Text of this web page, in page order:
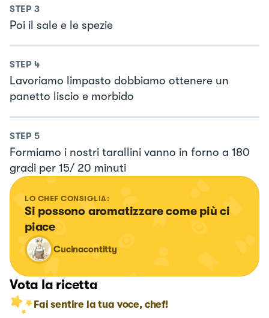
STEP 3
Poi il sale e le spezie
STEP 4
Lavoriamo limpasto dobbiamo ottenere un
panetto liscio e morbido
STEP 5
Formiamo i nostri tarallini vanno in forno a 180
gradi per 15/ 20 minuti
LO CHEF CONSIGLIA:
Si possono aromatizzare come più ci
piace
Cucinacontitty
Vota la ricetta
Fai sentire la tua voce, chef!